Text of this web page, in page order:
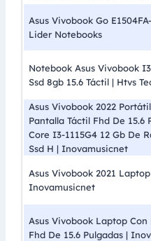
Asus Vivobook Go
Lider Notebooks
Notebook Asus Vivobook
Ssd 8gb 15.6 Táctil | Htvs
Asus Vivobook 2022
Pantalla Táctil Fhd De 15.6
Core I3-1115G4 12 Gb De
Ssd H | Inovamusicnet
Asus Vivobook 2021
Inovamusicnet
Asus Vivobook Laptop
Fhd De 15.6 Pulgadas |